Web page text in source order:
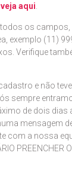
veja aqui
os campos,
exemplo (11)
Verifique
e não
sempre
de dois dias
mensagem
com a nossa
PREENCHER